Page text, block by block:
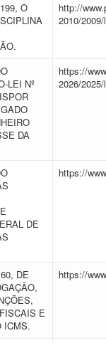
O
http://
2010/
LEI Nº
DA
https://
2026/
DE
https://
DE
E
ICMS.
https://